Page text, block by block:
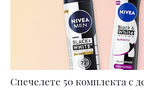
Спечелете 50 комплекта с